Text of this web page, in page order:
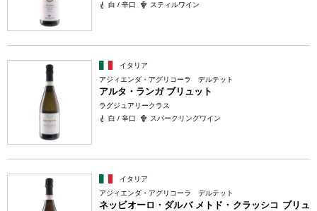
白 / 辛口
スティルワイン
イタリア
アジィエンダ・アグリコーラ デルテット
アルタ・ランガ ブリュット
ラグジュアリークラス
白 / 辛口
スパークリングワイン
イタリア
アジィエンダ・アグリコーラ デルテット
ネッビオーロ・ダルバ メトド・クラッシコ ブリュ